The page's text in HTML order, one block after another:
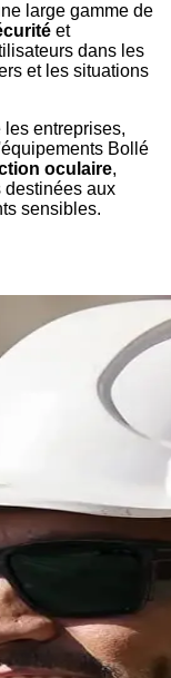
large gamme de
et
dans les
et les situations
entreprises,
Bollé
oculaire,
destinées aux
sensibles.